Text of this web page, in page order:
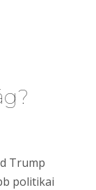
Trump
politikai